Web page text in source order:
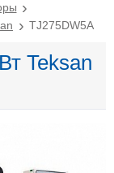
TJ275DW5A
Teksan